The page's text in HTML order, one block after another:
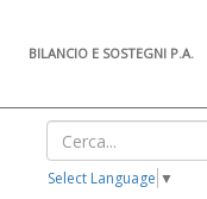
BILANCIO E SOSTEGNI P.A.
Select Language ▼